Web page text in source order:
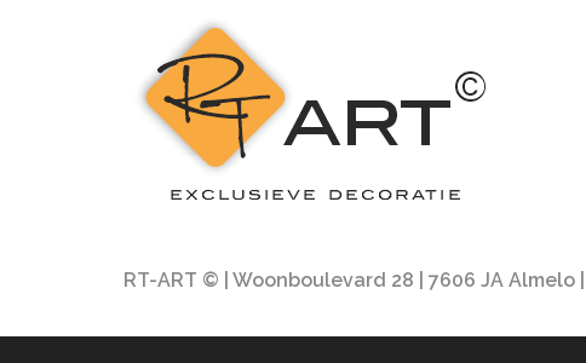
RT-ART © | Woonboulevard 28 | 7606 JA